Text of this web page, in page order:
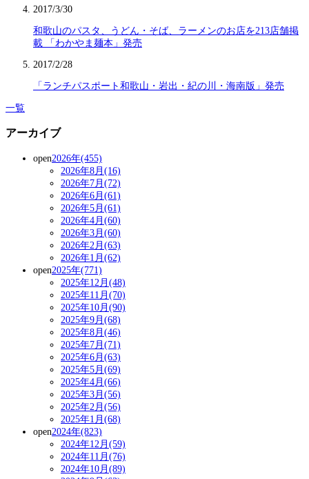
2017/3/30
和歌山のパスタ、うどん・そば、ラーメンのお店を213店舗掲
載 「わかやま麺本」発売
2017/2/28
「ランチパスポート和歌山・岩出・紀の川・海南版」発売
一覧
アーカイブ
open2026年(455)
2026年8月(16)
2026年7月(72)
2026年6月(61)
2026年5月(61)
2026年4月(60)
2026年3月(60)
2026年2月(63)
2026年1月(62)
open2025年(771)
2025年12月(48)
2025年11月(70)
2025年10月(90)
2025年9月(68)
2025年8月(46)
2025年7月(71)
2025年6月(63)
2025年5月(69)
2025年4月(66)
2025年3月(56)
2025年2月(56)
2025年1月(68)
open2024年(823)
2024年12月(59)
2024年11月(76)
2024年10月(89)